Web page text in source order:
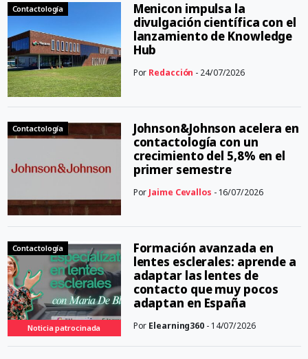
Contactología
Menicon impulsa la
divulgación científica con el
lanzamiento de Knowledge
Hub
Por Redacción - 24/07/2026
Contactología
Johnson&Johnson acelera en
contactología con un
crecimiento del 5,8% en el
primer semestre
Por Jaime Cevallos - 16/07/2026
Contactología
Noticia patrocinada
Formación avanzada en
lentes esclerales: aprende a
adaptar las lentes de
contacto que muy pocos
adaptan en España
Por Elearning360 - 14/07/2026